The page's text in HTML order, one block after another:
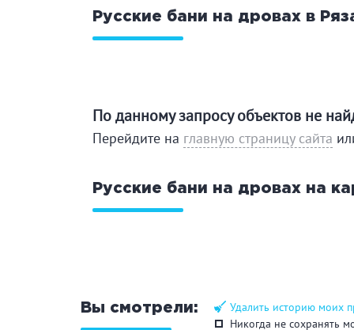
Поводы
Банные услуги
Общие
Русские бани на дровах в
По данному запросу объектов не
Перейдите на главную страницу сайта
Русские бани на дровах на
Вы смотрели:
Удалить историю моих
Никогда не сохранять